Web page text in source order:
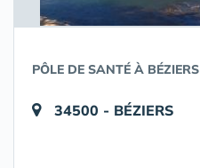
PÔLE DE SANTÉ À BÉZIERS
34500 - BÉZIERS